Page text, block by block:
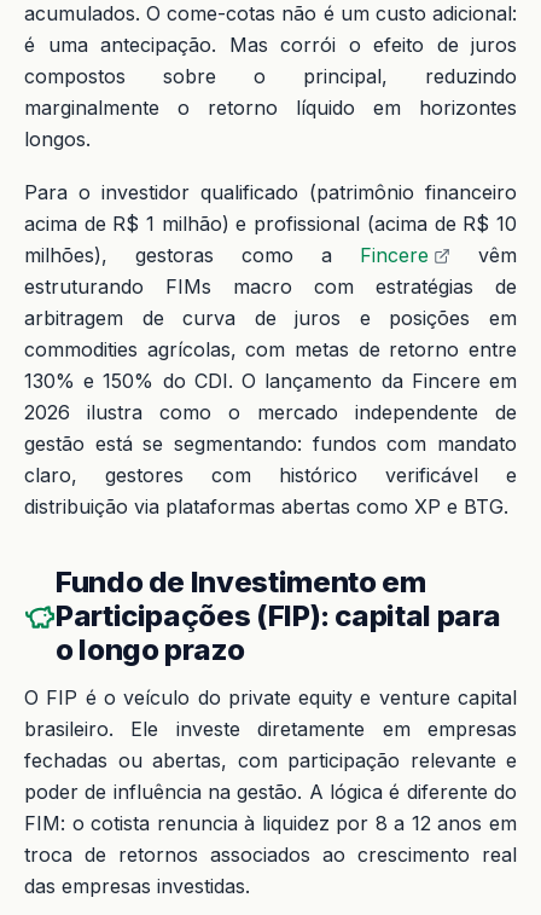
acumulados. O come-cotas não é um custo adicional:
é uma antecipação. Mas corrói o efeito de juros
compostos sobre o principal, reduzindo
marginalmente o retorno líquido em horizontes
longos.
Para o investidor qualificado (patrimônio financeiro
acima de R$ 1 milhão) e profissional (acima de R$ 10
milhões), gestoras como a Fincere
vêm
estruturando FIMs macro com estratégias de
arbitragem de curva de juros e posições em
commodities agrícolas, com metas de retorno entre
130% e 150% do CDI. O lançamento da Fincere em
2026 ilustra como o mercado independente de
gestão está se segmentando: fundos com mandato
claro, gestores com histórico verificável e
distribuição via plataformas abertas como XP e BTG.
Fundo de Investimento em
Participações (FIP): capital para
o longo prazo
O FIP é o veículo do private equity e venture capital
brasileiro. Ele investe diretamente em empresas
fechadas ou abertas, com participação relevante e
poder de influência na gestão. A lógica é diferente do
FIM: o cotista renuncia à liquidez por 8 a 12 anos em
troca de retornos associados ao crescimento real
das empresas investidas.